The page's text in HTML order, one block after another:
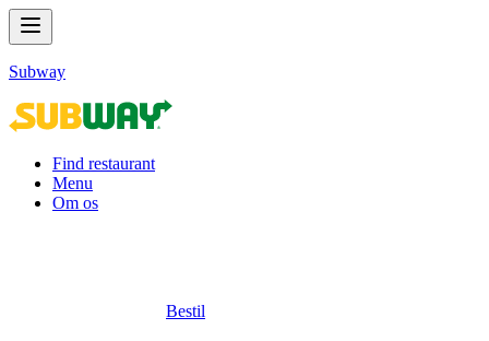
Subway
Find restaurant
Menu
Om os
Bestil